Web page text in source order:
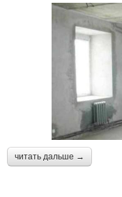
читать дальше →